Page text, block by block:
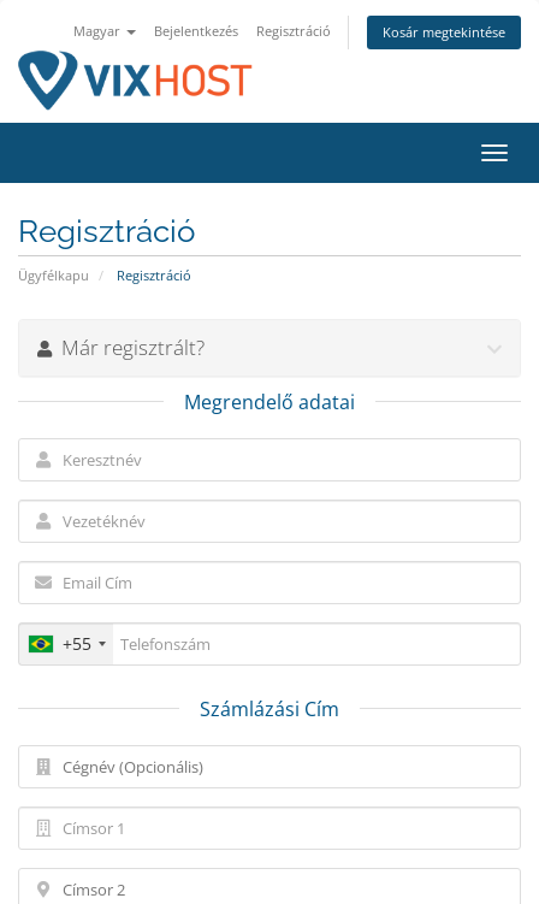
Magyar Bejelentkezés Regisztráció Kosár megtekintése
a
Regisztráció
Ügyfélkapu Regisztráció
Már regisztrált?
Megrendelő adatai
+55
Számlázási Cím